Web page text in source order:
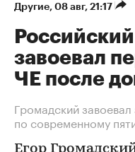
Другие⁠, 08 авг, 21:17
завоевал
ЧЕ после
Громадский
по современному
Егор